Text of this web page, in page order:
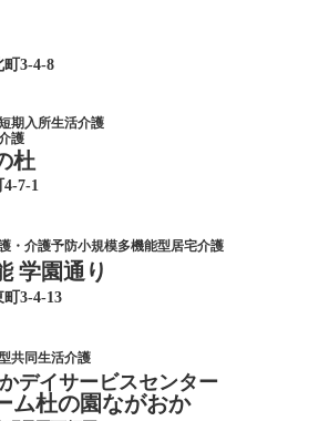
3-4-8
短期入所生活介護
護
杜
7-1
・介護予防小規模多機能型居宅介護
学園通り
3-4-13
共同生活介護
デイサービスセンター
ム杜の園ながおか